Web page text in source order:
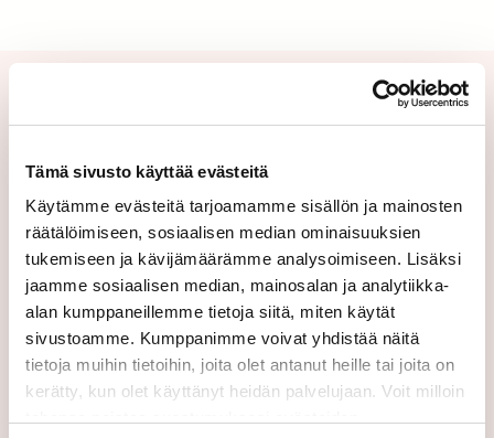
Tämä sivusto käyttää evästeitä
Käytämme evästeitä tarjoamamme sisällön ja mainosten
räätälöimiseen, sosiaalisen median ominaisuuksien
tukemiseen ja kävijämäärämme analysoimiseen. Lisäksi
jaamme sosiaalisen median, mainosalan ja analytiikka-
alan kumppaneillemme tietoja siitä, miten käytät
sivustoamme. Kumppanimme voivat yhdistää näitä
tietoja muihin tietoihin, joita olet antanut heille tai joita on
kerätty, kun olet käyttänyt heidän palvelujaan. Voit milloin
Lisätietoja ja tiedotteiden
tilaus
Lisätietoja: Ville Tamminen, kaupallinen johtaja,
Caverion Suomi Oy, puh. 050 390 0129,
ville.tamminen@caverion.com Ola Sundell,
toimitusjohtaja, HUB13 Oy, puh. 040 549
4755, ola@hub13.fi
Tilaa tiedotteet: